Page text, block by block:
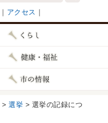
｜ アクセス ｜
> 選挙 > 選挙の記録につ